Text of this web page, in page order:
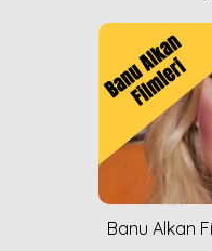
Banu Alkan